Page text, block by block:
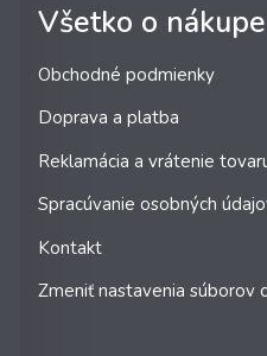
Všetko o nákupe
Obchodné podmienky
Doprava a platba
Reklamácia a vrátenie
Spracúvanie osobných
Kontakt
Zmeniť nastavenia súborov